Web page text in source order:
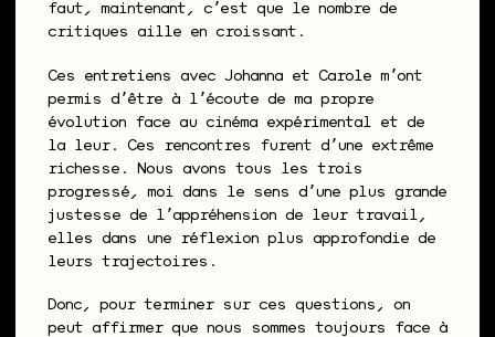
faut, maintenant, cʼest que le nombre de
critiques aille en croissant.
Ces entretiens avec Johanna et Carole mʼont
permis dʼêtre à lʼécoute de ma propre
évolution face au cinéma expérimental et de
la leur. Ces rencontres furent dʼune extrême
richesse. Nous avons tous les trois
progressé, moi dans le sens dʼune plus grande
justesse de lʼappréhension de leur travail,
elles dans une réflexion plus approfondie de
leurs trajectoires.
Donc, pour terminer sur ces questions, on
peut affirmer que nous sommes toujours face à